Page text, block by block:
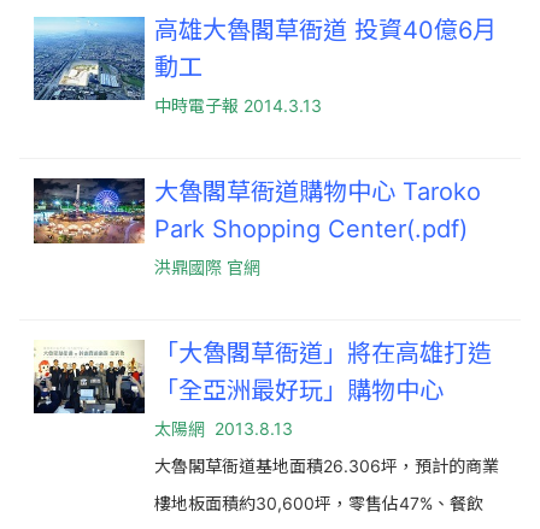
高雄大魯閣草衙道 投資40億6月
動工
中時電子報 2014.3.13
大魯閣草衙道購物中心 Taroko
Park Shopping Center(.pdf)
洪鼎國際 官網
「大魯閣草衙道」將在高雄打造
「全亞洲最好玩」購物中心
太陽網 2013.8.13
大魯閣草衙道基地面積26.306坪，預計的商業
樓地板面積約30,600坪，零售佔47%、餐飲